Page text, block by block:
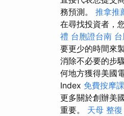
務預測。 推拿推
在尋找投資者，
禮 台胞證台南
要更少的時間來
消除不必要的步
何地方獲得美國
Index 免費按摩
更多關於創辦美
重要。 天母 整復